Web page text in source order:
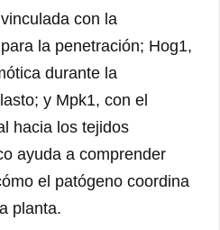
con la
la penetración; Hog1,
durante la
y Mpk1, con el
hacia los tejidos
ayuda a comprender
el patógeno coordina
planta.